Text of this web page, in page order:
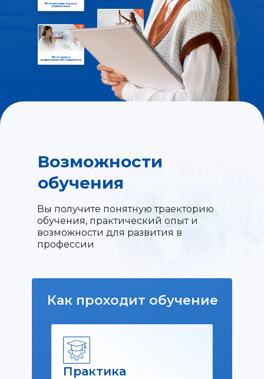
Вы получите понятную траекторию
обучения, практический опыт и
возможности для развития в
профессии
Возможности
обучения
Практика
Как проходит обучение